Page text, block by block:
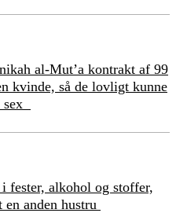
al-Mut’a kontrakt af 99
kvinde, så de lovligt kunne
fester, alkohol og stoffer,
en anden hustru